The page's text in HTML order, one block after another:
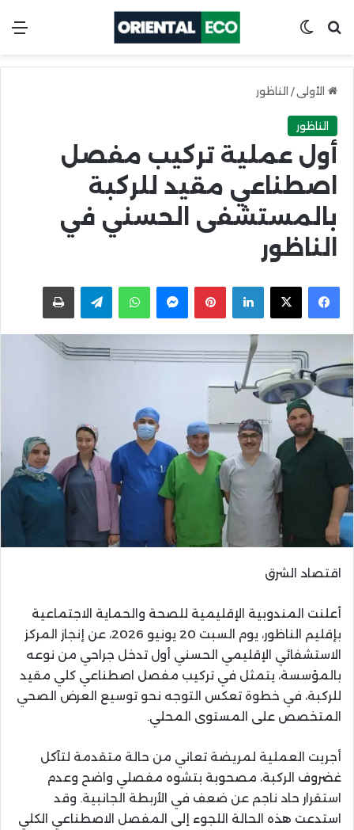
ابحث عنSwitch skin
الأولى / الناظور
الناظور
أول عملية تركيب مفصل
اصطناعي مقيد للركبة
بالمستشفى الحسني في
الناظور
Facebook
X
LinkedIn
Pinterest
Messenger
WhatsApp
Telegramاطبعها
اقتصاد الشرق
أعلنت المندوبية الإقليمية للصحة والحماية الاجتماعية
بإقليم الناظور، يوم السبت 20 يونيو 2026، عن إنجاز المركز
الاستشفائي الإقليمي الحسني أول تدخل جراحي من نوعه
بالمؤسسة، يتمثل في تركيب مفصل اصطناعي كلي مقيد
للركبة، في خطوة تعكس التوجه نحو توسيع العرض الصحي
المتخصص على المستوى المحلي.
أجريت العملية لمريضة تعاني من حالة متقدمة لتآكل
غضروف الركبة، مصحوبة بتشوه مفصلي واضح وعدم
استقرار حاد ناجم عن ضعف في الأربطة الجانبية. وقد
استدعت هذه الحالة اللجوء إلى المفصل الاصطناعي الكلي